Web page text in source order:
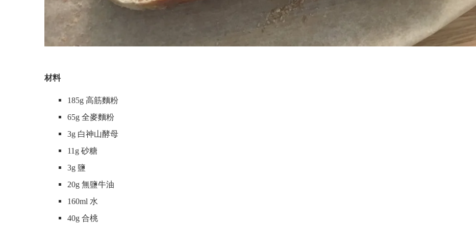
材料
185g 高筋麵粉
65g 全麥麵粉
3g 白神山酵母
11g 砂糖
3g 鹽
20g 無鹽牛油
160ml 水
40g 合桃